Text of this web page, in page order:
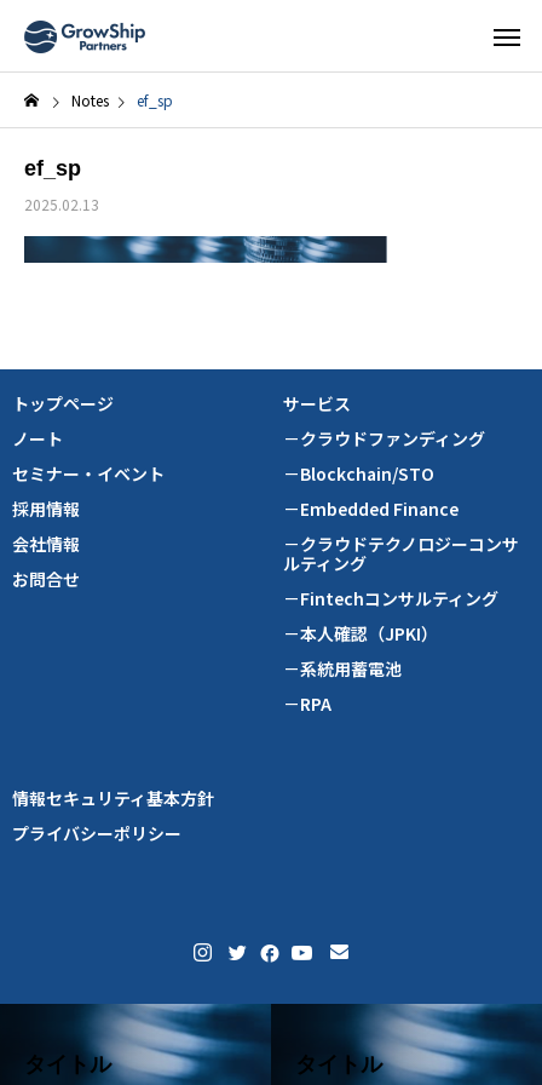
Notes ef_sp
ef_sp
2025.02.13
トップページ
ノート
セミナー・イベント
採用情報
会社情報
お問合せ
サービス
－クラウドファンディング
－Blockchain/STO
－Embedded Finance
－クラウドテクノロジーコンサ
ルティング
－Fintechコンサルティング
－本人確認（JPKI）
－系統用蓄電池
－RPA
情報セキュリティ基本方針
プライバシーポリシー
タイトル タイトル